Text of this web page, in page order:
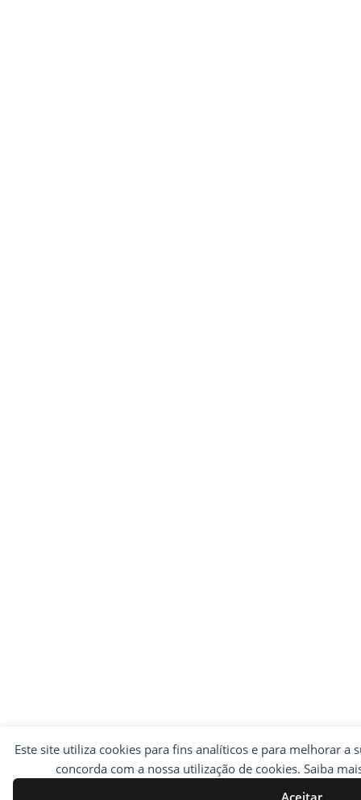
Este site utiliza cookies para fins analíticos e para melhorar a
concorda com a nossa utilização de cookies. Saiba
Aceitar